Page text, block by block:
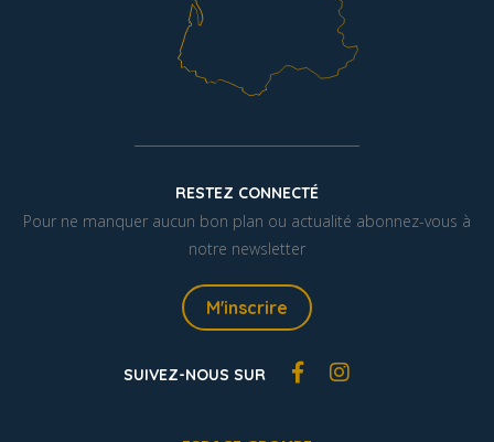
RESTEZ CONNECTÉ
Pour ne manquer aucun bon plan ou actualité abonnez-vous à
notre newsletter
M'inscrire
SUIVEZ-NOUS SUR